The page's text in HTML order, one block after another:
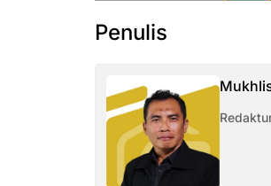
Penulis